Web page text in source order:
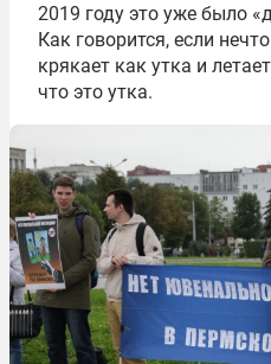
2019 году это уже было
Как говорится, если
крякает как утка и
что это утка.